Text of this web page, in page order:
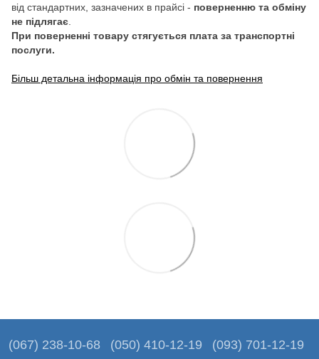
від стандартних, зазначених в прайсі - поверненню та обміну
не підлягає
При поверненні товару стягується плата за транспортні
послуги.
Більш детальна інформація про обмін та повернення
(067) 238-10-68 (050) 410-12-19 (093) 701-12-19